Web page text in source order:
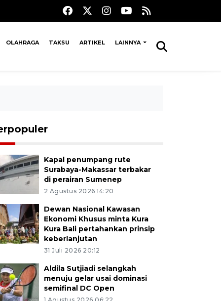
OLAHRAGA TAKSU ARTIKEL LAINNYA
Kapal penumpang rute
Surabaya-Makassar terbakar
di perairan Sumenep
2 Agustus 2026 14:20
Dewan Nasional Kawasan
Ekonomi Khusus minta Kura
Kura Bali pertahankan prinsip
keberlanjutan
31 Juli 2026 20:12
Aldila Sutjiadi selangkah
menuju gelar usai dominasi
semifinal DC Open